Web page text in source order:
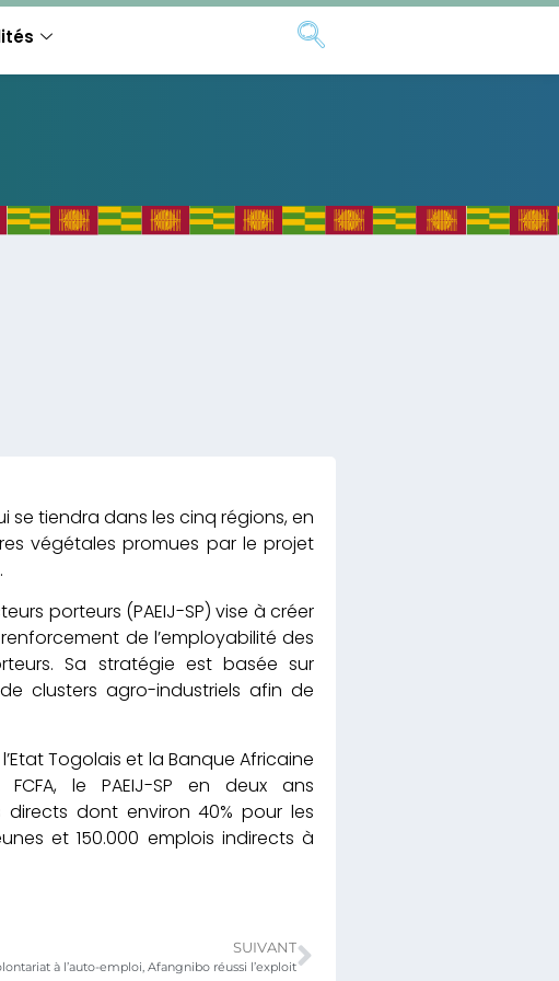
tiendra dans les cinq régions, en
végétales promues par le projet
porteurs (PAEIJ-SP) vise à créer
de l’employabilité des
Sa stratégie est basée sur
clusters agro-industriels afin de
Togolais et la Banque Africaine
le PAEIJ-SP en deux ans
dont environ 40% pour les
et 150.000 emplois indirects à
SUIVANT
à l’auto-emploi, Afangnibo réussi l’exploit